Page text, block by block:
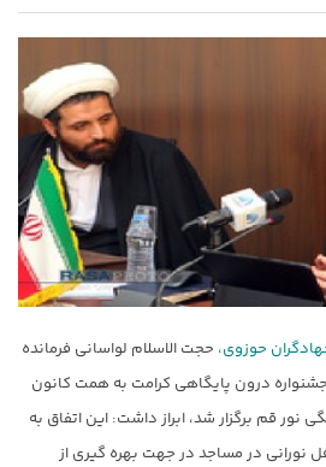
حوزوی، حجت الاسلام لواسانی فرمانده
درون پایگاهی کرامت به همت کانون
قم برگزار شد، ابراز داشت: این اتفاق به
نورانی در مساجد در جهت بهره گیری از